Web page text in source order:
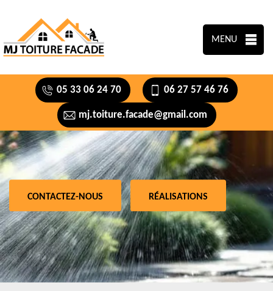
MENU
05 33 06 24 70 06 27 57 46 76
mj.toiture.facade@gmail.com
CONTACTEZ-NOUS RÉALISATIONS